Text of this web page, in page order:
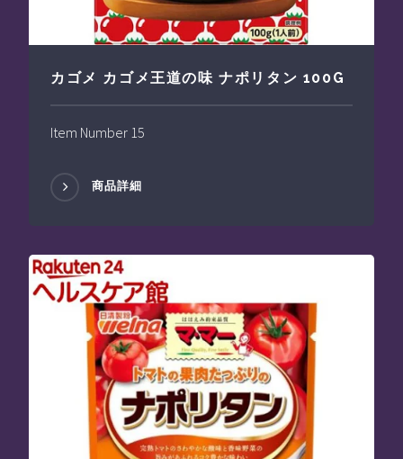
カゴメ カゴメ王道の味 ナポリタン 100G
Item Number 15
商品詳細